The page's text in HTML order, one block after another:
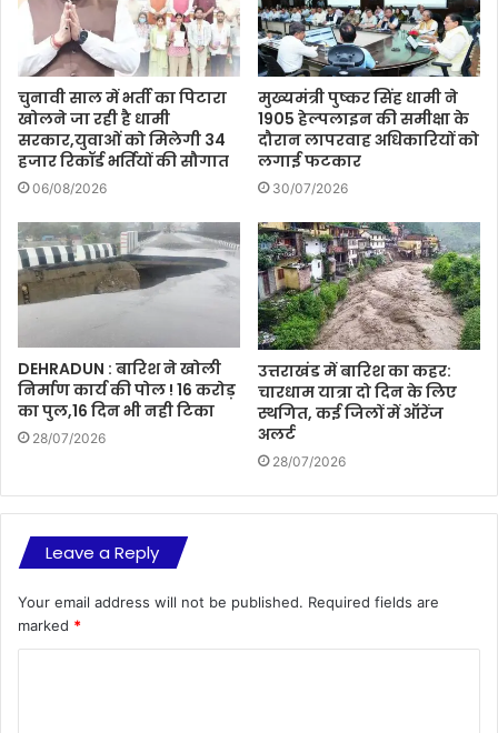
चुनावी साल में भर्ती का पिटारा
खोलने जा रही है धामी
सरकार,युवाओं को मिलेगी 34
हजार रिकॉर्ड भर्तियों की सौगात
06/08/2026
मुख्यमंत्री पुष्कर सिंह धामी ने
1905 हेल्पलाइन की समीक्षा के
दौरान लापरवाह अधिकारियों को
लगाई फटकार
30/07/2026
DEHRADUN : बारिश ने खोली
निर्माण कार्य की पोल ! 16 करोड़
का पुल,16 दिन भी नही टिका
28/07/2026
उत्तराखंड में बारिश का कहर:
चारधाम यात्रा दो दिन के लिए
स्थगित, कई जिलों में ऑरेंज
अलर्ट
28/07/2026
Leave a Reply
Your email address will not be published. Required fields are
marked *